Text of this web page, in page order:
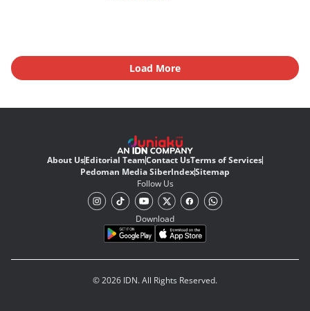
Load More
About UsEditorial TeamContact UsTerms of Services
Pedoman Media SiberIndexSitemap
Follow Us
Download
© 2026 IDN. All Rights Reserved.